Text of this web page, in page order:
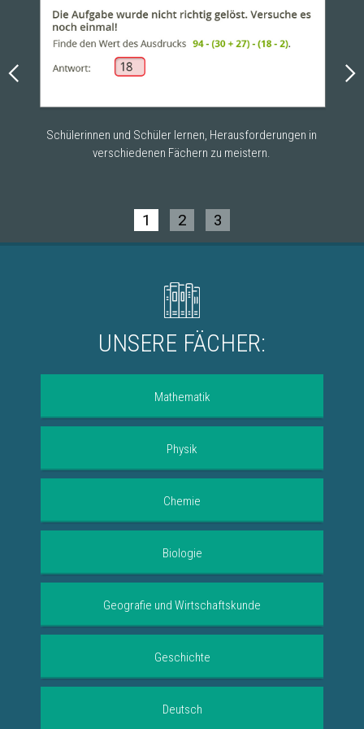
Schülerinnen und Schüler lernen, Herausforderungen in
verschiedenen Fächern zu meistern.
1 2 3
UNSERE FÄCHER:
Mathematik
4302 Übungsbeispiele + Theorie
Jede Übung in über 50 Variationen
Physik
Jede Übung in über 50 Variationen
Chemie
231 Übungsbeispiele + Theorie
Jede Übung in über 50 Variationen
Biologie
104 Übungsbeispiele + Theorie
Jede Übung in über 50 Variationen
Geografie und Wirtschaftskunde
Jede Übung in über 50 Variationen
Geschichte
Deutsch